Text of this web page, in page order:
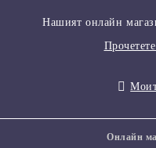
Нашият онлайн
Онлайн